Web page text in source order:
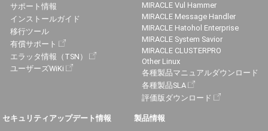
サポート情報
インストールガイド
移行ツール
有償サポート
エラッタ情報（TSN）
ユーザーズWiKi
MIRACLE Vul Hammer
MIRACLE Message Handler
MIRACLE Hatohol Enterprise
MIRACLE System Savior
MIRACLE CLUSTERPRO
Other Linux
各種製品マニュアルダウンロード
各種製品SLA
評価版ダウンロード
セキュリティアップデート情報 製品情報